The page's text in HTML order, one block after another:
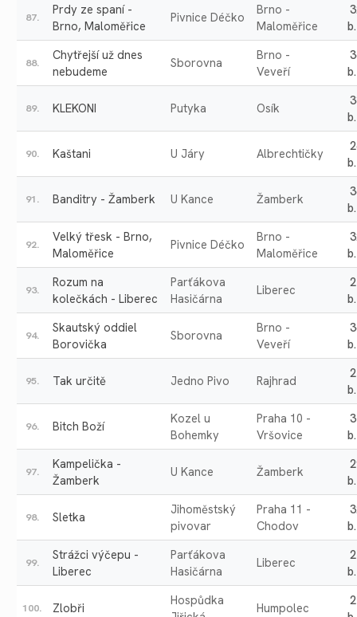
87.
Prdy ze spaní -
Brno, Maloměřice
Pivnice Déčko
Brno -
Maloměřice
b.
88.
Chytřejší už dnes
nebudeme
Sborovna
Brno -
Veveří
b.
89. KLEKONI Putyka Osík
b.
90. Kaštani U Járy Albrechtičky
b.
91. Banditry - Žamberk U Kance Žamberk
b.
92.
Velký třesk - Brno,
Maloměřice
Pivnice Déčko
Brno -
Maloměřice
b.
93.
Rozum na
kolečkách - Liberec
Parťákova
Hasičárna
Liberec
b.
94.
Skautský oddiel
Borovička
Sborovna
Brno -
Veveří
b.
95. Tak určitě Jedno Pivo Rajhrad
b.
96. Bitch Boží
Kozel u
Bohemky
Praha 10 -
Vršovice
b.
97.
Kampelička -
Žamberk
U Kance Žamberk
b.
98. Sletka
Jihoměstský
pivovar
Praha 11 -
Chodov
b.
99.
Strážci výčepu -
Liberec
Parťákova
Hasičárna
Liberec
b.
100. Zlobři
Hospůdka
Humpolec